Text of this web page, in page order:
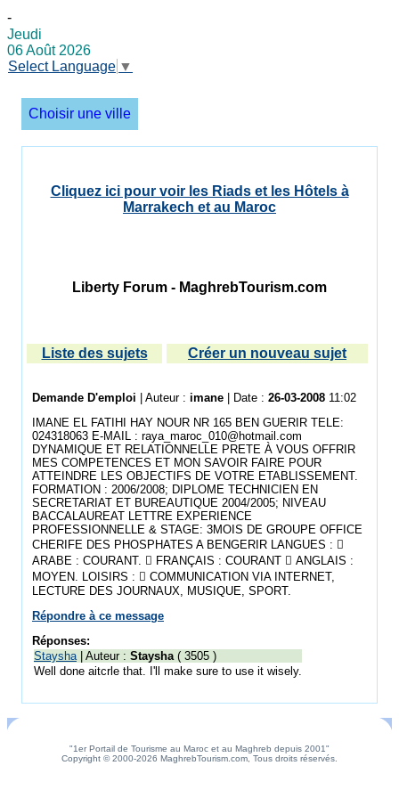
-
Jeudi
06 Août 2026
Select Language ▼
Choisir une ville
Cliquez ici pour voir les Riads et les Hôtels à
Marrakech et au Maroc
Liberty Forum - MaghrebTourism.com
Liste des sujets Créer un nouveau sujet
Demande D'emploi | Auteur : imane | Date : 26-03-2008 11:02
IMANE EL FATIHI HAY NOUR NR 165 BEN GUERIR TELE:
024318063 E-MAIL : raya_maroc_010@hotmail.com
DYNAMIQUE ET RELATIONNELLE PRETE À VOUS OFFRIR
MES COMPETENCES ET MON SAVOIR FAIRE POUR
ATTEINDRE LES OBJECTIFS DE VOTRE ETABLISSEMENT.
FORMATION : 2006/2008; DIPLOME TECHNICIEN EN
SECRETARIAT ET BUREAUTIQUE 2004/2005; NIVEAU
BACCALAUREAT LETTRE EXPERIENCE
PROFESSIONNELLE & STAGE: 3MOIS DE GROUPE OFFICE
CHERIFE DES PHOSPHATES A BENGERIR LANGUES : 
ARABE : COURANT.  FRANÇAIS : COURANT  ANGLAIS :
MOYEN. LOISIRS :  COMMUNICATION VIA INTERNET,
LECTURE DES JOURNAUX, MUSIQUE, SPORT.
Répondre à ce message
Réponses:
Staysha| Auteur : Staysha( 3505 )
Well done aitcrle that. I'll make sure to use it wisely.
"1er Portail de Tourisme au Maroc et au Maghreb depuis 2001"
Copyright © 2000-2026 MaghrebTourism.com, Tous droits réservés.